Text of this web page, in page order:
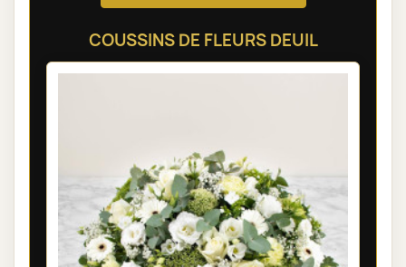
COUSSINS DE FLEURS DEUIL